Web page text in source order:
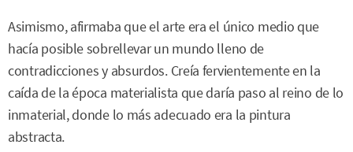
Asimismo, afirmaba que el arte era el único medio que
hacía posible sobrellevar un mundo lleno de
contradicciones y absurdos. Creía fervientemente en la
caída de la época materialista que daría paso al reino de lo
inmaterial, donde lo más adecuado era la pintura
abstracta.